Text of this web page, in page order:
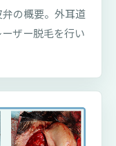
の概要。外耳道
ザー脱毛を行い